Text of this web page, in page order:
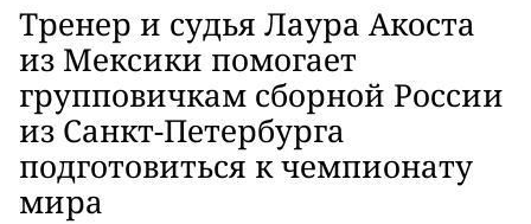
Тренер и судья Лаура Акоста
из Мексики помогает
групповичкам сборной России
из Санкт-Петербурга
подготовиться к чемпионату
мира